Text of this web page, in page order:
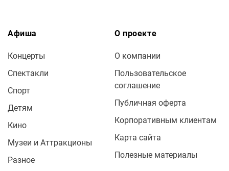
Афиша
Концерты
Спектакли
Спорт
Детям
Кино
Музеи и Аттракционы
Разное
О проекте
О компании
Пользовательское
соглашение
Публичная оферта
Корпоративным клиентам
Карта сайта
Полезные материалы